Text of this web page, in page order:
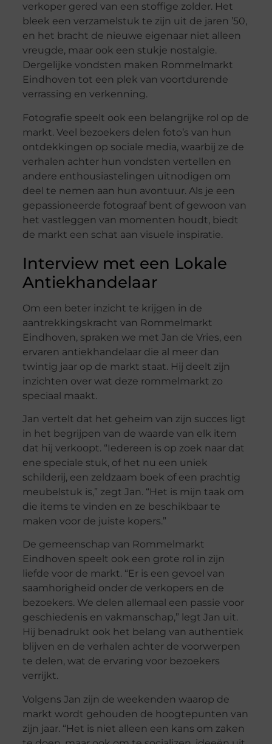
verkoper gered van een stoffige zolder. Het
bleek een verzamelstuk te zijn uit de jaren ’50,
en het bracht de nieuwe eigenaar niet alleen
vreugde, maar ook een stukje nostalgie.
Dergelijke vondsten maken Rommelmarkt
Eindhoven tot een plek van voortdurende
verrassing en verkenning.
Fotografie speelt ook een belangrijke rol op de
markt. Veel bezoekers delen foto’s van hun
ontdekkingen op sociale media, waarbij ze de
verhalen achter hun vondsten vertellen en
andere enthousiastelingen uitnodigen om
deel te nemen aan hun avontuur. Als je een
gepassioneerde fotograaf bent of gewoon van
het vastleggen van momenten houdt, biedt
de markt een schat aan visuele inspiratie.
Interview met een Lokale
Antiekhandelaar
Om een beter inzicht te krijgen in de
aantrekkingskracht van Rommelmarkt
Eindhoven, spraken we met Jan de Vries, een
ervaren antiekhandelaar die al meer dan
twintig jaar op de markt staat. Hij deelt zijn
inzichten over wat deze rommelmarkt zo
speciaal maakt.
Jan vertelt dat het geheim van zijn succes ligt
in het begrijpen van de waarde van elk item
dat hij verkoopt. “Iedereen is op zoek naar dat
ene speciale stuk, of het nu een uniek
schilderij, een zeldzaam boek of een prachtig
meubelstuk is,” zegt Jan. “Het is mijn taak om
die items te vinden en ze beschikbaar te
maken voor de juiste kopers.”
De gemeenschap van Rommelmarkt
Eindhoven speelt ook een grote rol in zijn
liefde voor de markt. “Er is een gevoel van
saamhorigheid onder de verkopers en de
bezoekers. We delen allemaal een passie voor
geschiedenis en vakmanschap,” legt Jan uit.
Hij benadrukt ook het belang van authentiek
blijven en de verhalen achter de voorwerpen
te delen, wat de ervaring voor bezoekers
verrijkt.
Volgens Jan zijn de weekenden waarop de
markt wordt gehouden de hoogtepunten van
zijn jaar. “Het is niet alleen een kans om zaken